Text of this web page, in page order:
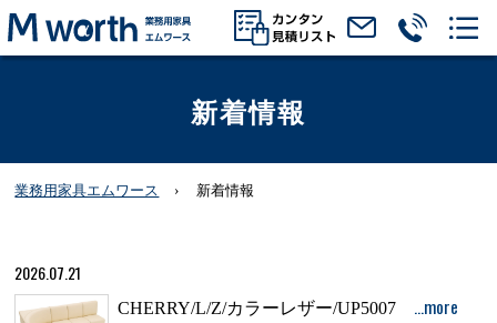
新着情報
業務用家具エムワース 新着情報
2026.07.21
CHERRY/L/Z/カラーレザー/UP5007 …more